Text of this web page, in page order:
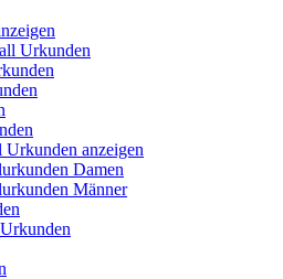
Urkunden
Urkunden anzeigen
Damen
Männer